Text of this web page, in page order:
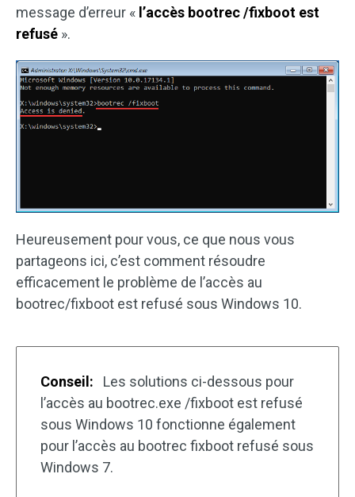
message d’erreur « l’accès bootrec /fixboot est
refusé ».
Heureusement pour vous, ce que nous vous
partageons ici, c’est comment résoudre
efficacement le problème de l’accès au
bootrec/fixboot est refusé sous Windows 10.
Conseil:
Les solutions ci-dessous pour
l’accès au bootrec.exe /fixboot est refusé
sous Windows 10 fonctionne également
pour l’accès au bootrec fixboot refusé sous
Windows 7.